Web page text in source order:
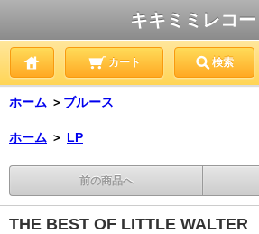
キキミミレコ
カート 検索
ホーム ＞ ブルース
ホーム ＞ LP
前の商品へ
THE BEST OF LITTLE WALTER